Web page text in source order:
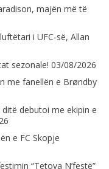
majën më të
i UFC-së, Allan
sezonale! 03/08/2026
me fanellën e Brøndby
debutoi me ekipin e
e FC Skopje
“Tetova N’festë”